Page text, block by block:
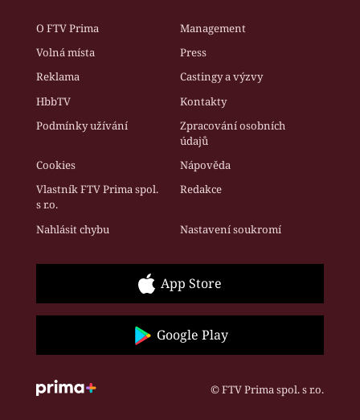
O FTV Prima
Management
Volná místa
Press
Reklama
Castingy a výzvy
HbbTV
Kontakty
Podmínky užívání
Zpracování osobních
údajů
Cookies
Nápověda
Vlastník FTV Prima spol.
s r.o.
Redakce
Nahlásit chybu Nastavení soukromí
App Store
Google Play
© FTV Prima spol. s r.o.